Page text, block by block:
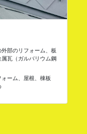
外部のリフォーム
板
属瓦（ガルバリウム鋼
ォーム 屋根
棟板